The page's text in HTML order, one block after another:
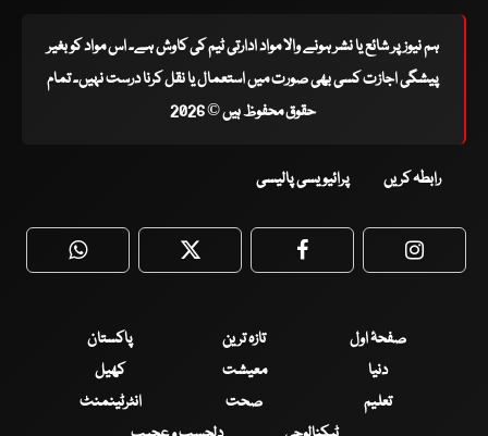
ہم نیوز پر شائع یا نشر ہونے والا مواد ادارتی ٹیم کی کاوش ہے۔ اس مواد کو بغیر
پیشگی اجازت کسی بھی صورت میں استعمال یا نقل کرنا درست نہیں۔ تمام
حقوق محفوظ ہیں © 2026
رابطہ کریں پرائیویسی پالیسی
WhatsApp Twitter Facebook
صفحۂ اول تازہ ترین
پاکستان
دنیا
معیشت
کھیل
تعلیم
صحت
انٹرٹینمنٹ